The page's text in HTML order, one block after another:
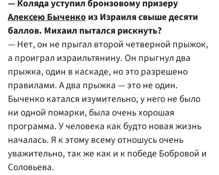
— Коляда уступил бронзовому призеру
Алексею Быченкоиз Израиля свыше десяти
баллов. Михаил пытался рискнуть?
— Нет, он не прыгал второй четверной прыжок,
а проиграл израильтянину. Он прыгнул два
прыжка, один в каскаде, но это разрешено
правилами. А два прыжка — это не один.
Быченко катался изумительно, у него не было
ни одной помарки, была очень хорошая
программа. У человека как будто новая жизнь
началась. Я к этому всему отношусь очень
уважительно, так же как и к победе Бобровой и
Соловьева.